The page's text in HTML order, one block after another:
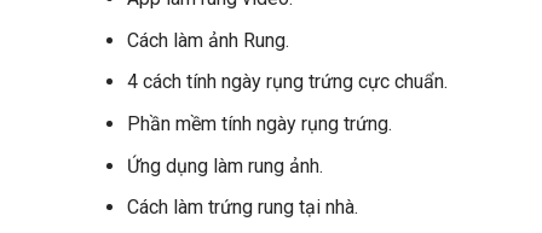
Cách làm ảnh Rung.
4 cách tính ngày rụng trứng cực chuẩn.
Phần mềm tính ngày rụng trứng.
Ứng dụng làm rung ảnh.
Cách làm trứng rung tại nhà.